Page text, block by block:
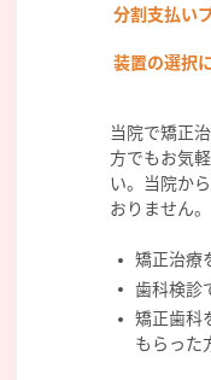
分割支払い
装置の選択
当院で矯正
方でもお気
い。当院か
おりません。
矯正治療
歯科検診
矯正歯科
もらった